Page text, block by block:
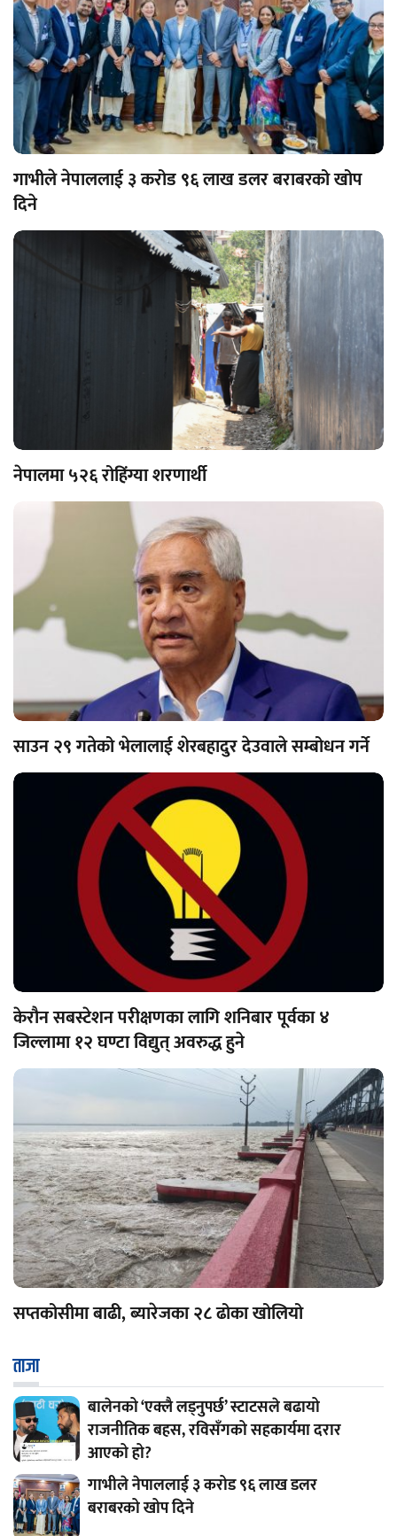
गाभीले नेपाललाई ३ करोड ९६ लाख डलर बराबरको खोप
दिने
नेपालमा ५२६ रोहिंग्या शरणार्थी
साउन २९ गतेको भेलालाई शेरबहादुर देउवाले सम्बोधन गर्ने
केरौन सबस्टेशन परीक्षणका लागि शनिबार पूर्वका ४
जिल्लामा १२ घण्टा विद्युत् अवरुद्ध हुने
सप्तकोसीमा बाढी, ब्यारेजका २८ ढोका खोलियो
ताजा
बालेनको ‘एक्लै लड्नुपर्छ’ स्टाटसले बढायो
राजनीतिक बहस, रविसँगको सहकार्यमा दरार
आएको हो?
गाभीले नेपाललाई ३ करोड ९६ लाख डलर
बराबरको खोप दिने